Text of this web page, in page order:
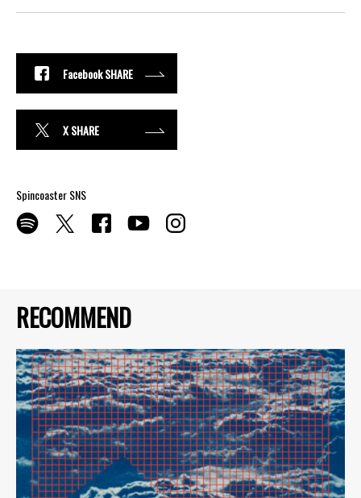
RECOMMEND
Facebook SHARE
X SHARE
Spincoaster SNS